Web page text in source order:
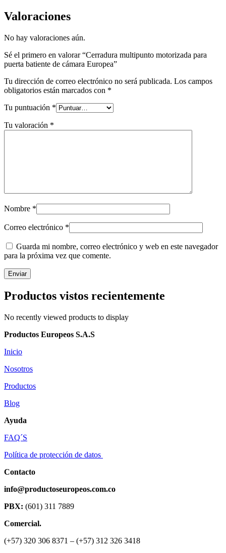
Valoraciones
No hay valoraciones aún.
Sé el primero en valorar “Cerradura multipunto motorizada para
puerta batiente de cámara Europea”
Tu dirección de correo electrónico no será publicada. Los campos
obligatorios están marcados con *
Tu puntuación *
Tu valoración *
Nombre *
Correo electrónico *
Guarda mi nombre, correo electrónico y web en este navegador
para la próxima vez que comente.
Productos vistos recientemente
No recently viewed products to display
Productos Europeos S.A.S
Inicio
Nosotros
Productos
Blog
Ayuda
FAQ´S
Política de protección de datos
Contacto
info@productoseuropeos.com.co
PBX: (601) 311 7889
Comercial.
(+57) 320 306 8371 – (+57) 312 326 3418